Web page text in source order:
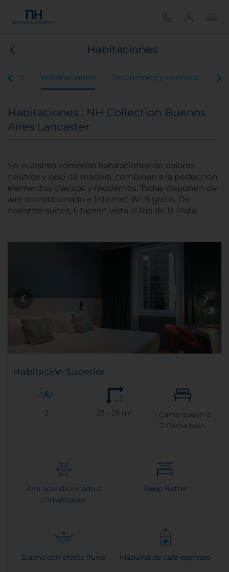
Habitaciones
Habitaciones Reuniones y eventos
Habitaciones : NH Collection Buenos
Aires Lancaster
En nuestras cómodas habitaciones de colores
neutros y piso de madera, combinan a la perfección
elementos clásicos y modernos. Todas disponen de
aire acondicionado e Internet Wi-fi gratis. De
nuestras suites, 6 tienen vista al Río de la Plata.
Habitación Superior
2 23 - 25 m² 1 Cama queen o
2 Cama twin
Aire acondicionado o
climatizador
Sleep Better
Ducha con efecto lluvia Máquina de café espresso